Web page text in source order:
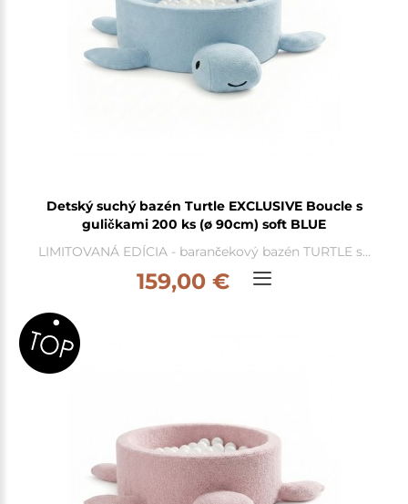
Detský suchý bazén Turtle EXCLUSIVE Boucle s
guličkami 200 ks (ø 90cm) soft BLUE
LIMITOVANÁ EDÍCIA - barančekový bazén TURTLE s...
159,00 €